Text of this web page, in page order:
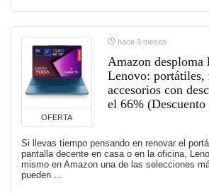
OFERTA
hace 3 meses
Amazon desploma
Lenovo: portátiles,
accesorios con
el 66%
Si llevas tiempo pensando en renovar el
pantalla decente en casa o en la oficina,
mismo en Amazon una de las selecciones
pueden ...